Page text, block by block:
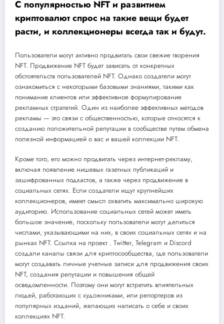
С популярностью NFT и развитием
криптовалют спрос на такие вещи будет
расти, и коллекционеры всегда так и будут.
Пользователи могут активно продвигать свои свежие творения
NFT. Продвижение NFT будет зависеть от конкретных
обстоятельств пользователей NFT. Однако создатели могут
ознакомиться с некоторыми базовыми знаниями, такими как
понимание клиентов или эффективное формулирование
рекламных стратегий. Один из наиболее эффективных методов
рекламы — это связи с общественностью, которые относятся к
созданию положительной репутации в сообществе путем обмена
полезной информацией о вас и вашей коллекции NFT.
Кроме того, его можно продвигать через интернет-рекламу,
включая появление нишевых газетных публикаций и
зашифрованных подкастов, а также через продвижение в
социальных сетях. Если создатели ищут крупнейших
коллекционеров, имеет смысл охватить максимально широкую
аудиторию. Использование социальных сетей может иметь
большое значение, поскольку пользователи могут делиться
числами, указывающими на них, в своих социальных сетях и на
рынках NFT. Ссылка на проект . Twitter, Telegram и Discord
создали каналы связи для криптосообщества, где пользователи
могут создавать личные учетные записи для продвижения своих
NFT, создания репутации и повышения общей
осведомленности. Поэтому они могут встретить влиятельных
людей, работающих с художниками, или репортеров из
популярных изданий, желающих написать о себе и своих
коллекциях NFT.